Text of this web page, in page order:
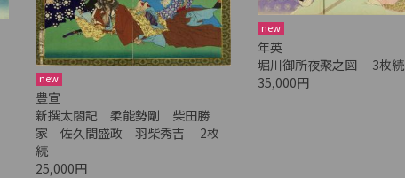
new
豊宣
新撰太閤記 柔能勢剛 柴田勝
家 佐久間盛政 羽柴秀吉 2枚
続
25,000円
new
年英
堀川御所夜聚之図 3枚続
35,000円